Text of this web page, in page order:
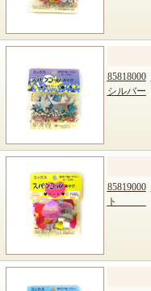
85818000
シルバー
85819000
ト